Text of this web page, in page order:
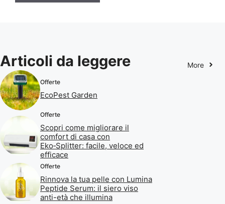
Articoli da leggere More
Offerte
EcoPest Garden
Offerte
Scopri come migliorare il
comfort di casa con
Eko‑Splitter: facile, veloce ed
efficace
Offerte
Rinnova la tua pelle con Lumina
Peptide Serum: il siero viso
anti-età che illumina